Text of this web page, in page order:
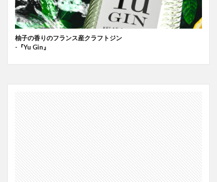
柚子の香りのフランス産クラフトジン
-『Yu Gin』